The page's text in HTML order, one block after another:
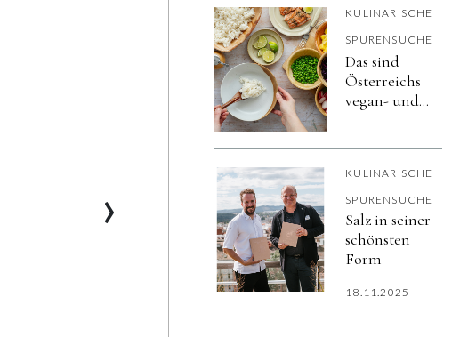
›
KULINARISCHE
SPURENSUCHE
Das sind
Österreichs
vegan- und
KULINARISCHE
SPURENSUCHE
Salz in seiner
schönsten
Form
18.11.2025